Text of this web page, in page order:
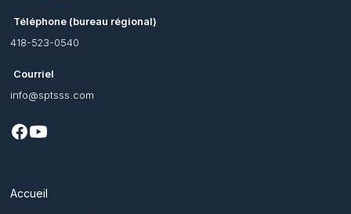
Téléphone (bureau régional)
418-523-0540
Courriel
info@sptsss.com
Accueil